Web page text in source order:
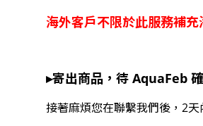
海外客戶不限於此服務補
▸寄出商品，待 AquaFeb
接著麻煩您在聯繫我們後，2